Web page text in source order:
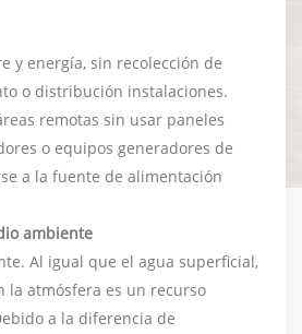
y energía, sin recolección de
o distribución instalaciones.
remotas sin usar paneles
o equipos generadores de
a la fuente de alimentación
ambiente
Al igual que el agua superficial,
la atmósfera es un recurso
a la diferencia de